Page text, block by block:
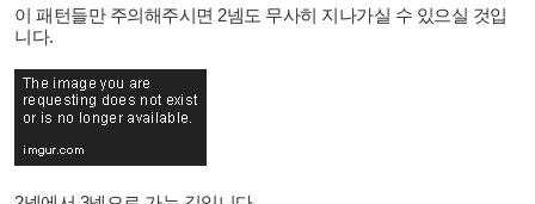
이 패턴들만 주의해주시면 2넴도 무사히 지나가실 수 있으실 것입
니다.